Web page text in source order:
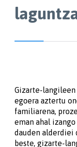
Gizarte-langileen
egoera aztertu
familiarena,
eman ahal
dauden alderdiei
beste, gizarte-